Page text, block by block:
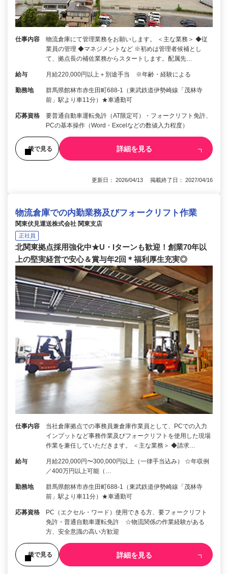
仕事内容
物流倉庫にて管理業務をお願いします。 ＜主な業務＞ ◆従
業員の管理 ◆マネジメントなど ※初めは管理者候補とし
て、拠点長の補佐業務からスタートします。配属先…
給与 月給220,000円以上＋別途手当 ※年齢・経験による
勤務地
群馬県館林市赤生田町688-1（東武鉄道伊勢崎線「茂林寺
前」駅より車11分）★車通勤可
応募資格
要普通自動車運転免許（AT限定可）・フォークリフト免許、
PCの基本操作（Word・Excelなどの数値入力程度）
後で見る 詳細を見る
更新日： 2026/04/13 掲載終了日： 2027/04/16
物流倉庫での内勤業務及びフォークリフト作業
関東伏見運送株式会社 関東支店
正社員
北関東拠点採用強化中★U・Iターンも歓迎！創業70年以
上の堅実経営で安心＆賞与年2回＊福利厚生充実◎
仕事内容
当社倉庫拠点での事務員兼倉庫作業員として、PCでの入力
インプットなど事務作業及びフォークリフトを使用した現場
作業を兼任していただきます。 ＜主な業務＞ ◆請求…
給与
月給220,000円〜300,000円以上（一律手当込み） ☆年収例
／400万円以上可能（…
勤務地
群馬県館林市赤生田町688-1（東武鉄道伊勢崎線「茂林寺
前」駅より車11分）★車通勤可
応募資格
PC（エクセル・ワード）使用できる方、要フォークリフト
免許・普通自動車運転免許 ☆物流関係の作業経験がある
方、安全意識の高い方歓迎
後で見る 詳細を見る